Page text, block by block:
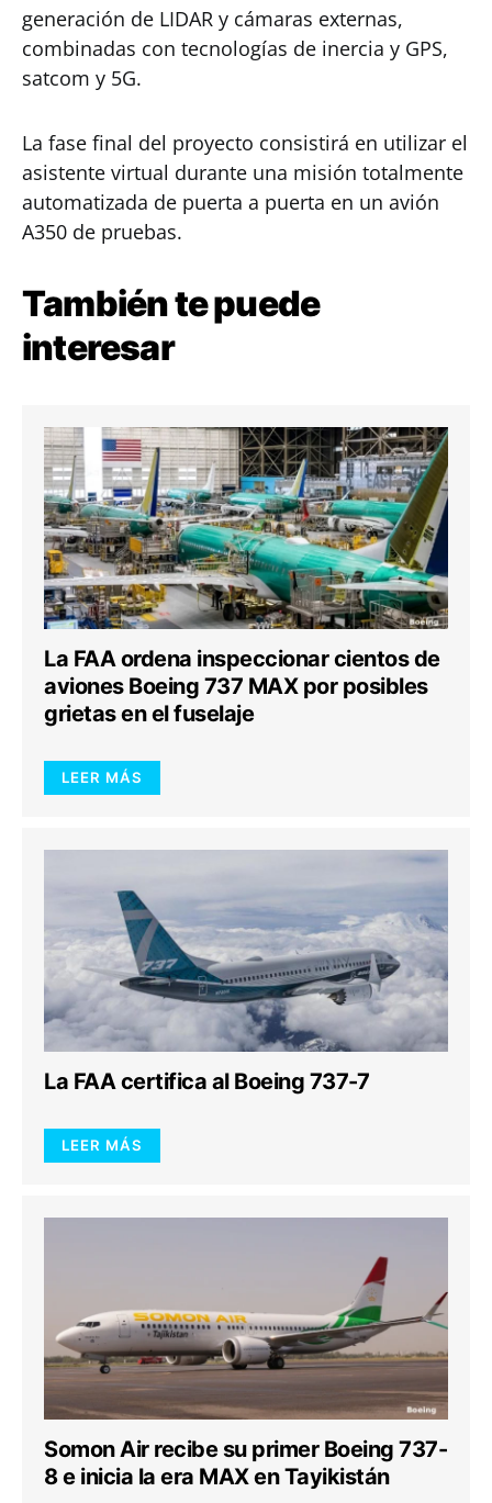
generación de LIDAR y cámaras externas,
combinadas con tecnologías de inercia y GPS,
satcom y 5G.
La fase final del proyecto consistirá en utilizar el
asistente virtual durante una misión totalmente
automatizada de puerta a puerta en un avión
A350 de pruebas.
También te puede
interesar
La FAA ordena inspeccionar cientos de
aviones Boeing 737 MAX por posibles
grietas en el fuselaje
LEER MÁS
La FAA certifica al Boeing 737-7
LEER MÁS
Somon Air recibe su primer Boeing 737-
8 e inicia la era MAX en Tayikistán